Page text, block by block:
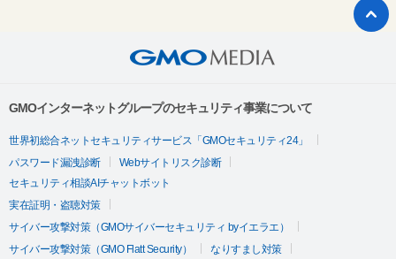
GMOインターネットグループのセキュリティ事業について
世界初総合ネットセキュリティサービス「GMOセキュリティ24」
パスワード漏洩診断
Webサイトリスク診断
セキュリティ相談AIチャットボット
実在証明・盗聴対策
サイバー攻撃対策（GMOサイバーセキュリティ byイエラエ）
サイバー攻撃対策（GMO Flatt Security）
なりすまし対策